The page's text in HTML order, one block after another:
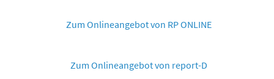
Zum Onlineangebot von RP ONLINE
Zum Onlineangebot von report-D